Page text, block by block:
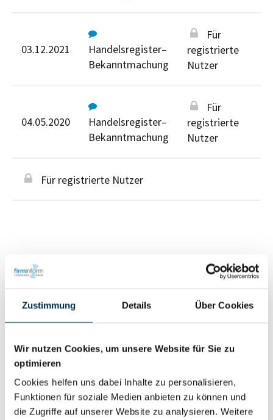
Zustimmung Details Über Cookies
Wir nutzen Cookies, um unsere Website für Sie zu
optimieren
Cookies helfen uns dabei Inhalte zu personalisieren,
Funktionen für soziale Medien anbieten zu können und
die Zugriffe auf unserer Website zu analysieren. Weitere
03.12.2021
Handelsregister–
Bekanntmachung
Für
registrierte
Nutzer
04.05.2020
Handelsregister–
Bekanntmachung
Für
registrierte
Nutzer
Für registrierte Nutzer
Personen im Unternehmen
Wirtschaftlich
Berechtigter
Vollständiges
Unternehmensprofil
anfragen